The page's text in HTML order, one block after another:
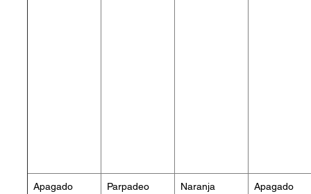
Apagado
Parpadeo
Naranja Apagado